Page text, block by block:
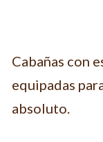
Cabañas con
equipadas
absoluto.